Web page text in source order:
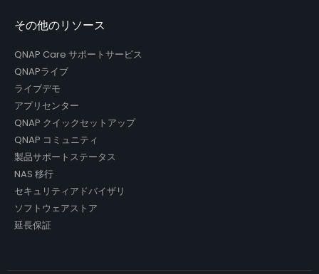
その他のリソース
QNAP Care サポートサービス
QNAPライブ
ライブデモ
アプリセンター
QNAP クイックセットアップ
QNAP コミュニティ
製品サポートステータス
NAS 移行
セキュリティアドバイザリ
ソフトウェアストア
延長保証